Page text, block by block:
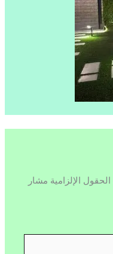
الحقول الإلزامية مشار